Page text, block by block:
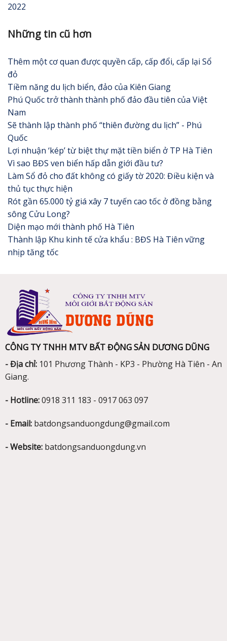
2022
Những tin cũ hơn
Thêm một cơ quan được quyền cấp, cấp đổi, cấp lại Sổ
đỏ
Tiềm năng du lịch biển, đảo của Kiên Giang
Phú Quốc trở thành thành phố đảo đầu tiên của Việt
Nam
Sẽ thành lập thành phố “thiên đường du lịch” - Phú
Quốc
Lợi nhuận ‘kép’ từ biệt thự mặt tiền biển ở TP Hà Tiên
Vì sao BĐS ven biển hấp dẫn giới đầu tư?
Làm Sổ đỏ cho đất không có giấy tờ 2020: Điều kiện và
thủ tục thực hiện
Rót gần 65.000 tỷ giá xây 7 tuyến cao tốc ở đồng bằng
sông Cửu Long?
Diện mạo mới thành phố Hà Tiên
Thành lập Khu kinh tế cửa khẩu : BĐS Hà Tiên vững
nhịp tăng tốc
CÔNG TY TNHH MTV BẤT ĐỘNG SẢN DƯƠNG DŨNG
- Địa chỉ:101 Phương Thành - KP3 - Phường Hà Tiên - An
Giang.
- Hotline:0918 311 183 - 0917 063 097
- Email:batdongsanduongdung@gmail.com
- Website:batdongsanduongdung.vn